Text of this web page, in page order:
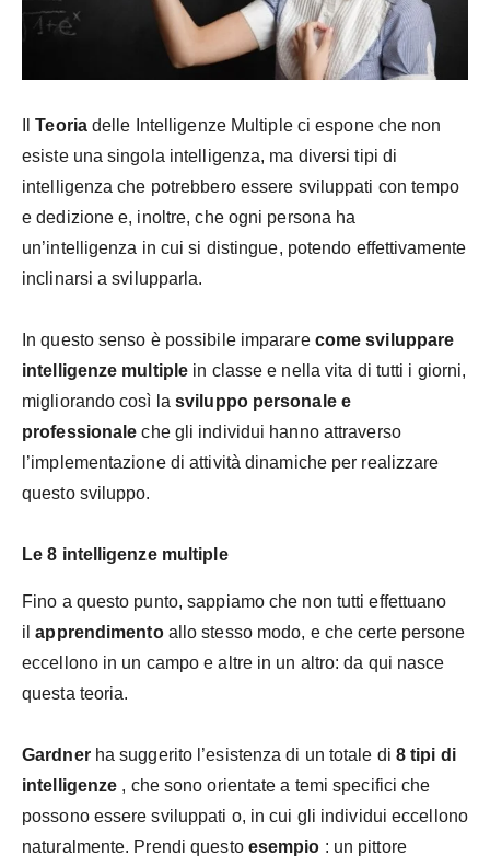
IlTeoriadelle Intelligenze Multiple ci espone che non
esiste una singola intelligenza, ma diversi tipi di
intelligenza che potrebbero essere sviluppati con tempo
e dedizione e, inoltre, che ogni persona ha
un’intelligenza in cui si distingue, potendo effettivamente
inclinarsi a svilupparla.
In questo senso è possibile imparare come sviluppare
intelligenze multiple in classe e nella vita di tutti i giorni,
migliorando così la sviluppo personale e
professionale che gli individui hanno attraverso
l’implementazione di attività dinamiche per realizzare
questo sviluppo.
Le 8 intelligenze multiple
Fino a questo punto, sappiamo che non tutti effettuano
ilapprendimentoallo stesso modo, e che certe persone
eccellono in un campo e altre in un altro: da qui nasce
questa teoria.
Gardnerha suggerito l’esistenza di un totale di 8 tipi di
intelligenze , che sono orientate a temi specifici che
possono essere sviluppati o, in cui gli individui eccellono
naturalmente. Prendi questo esempio : un pittore